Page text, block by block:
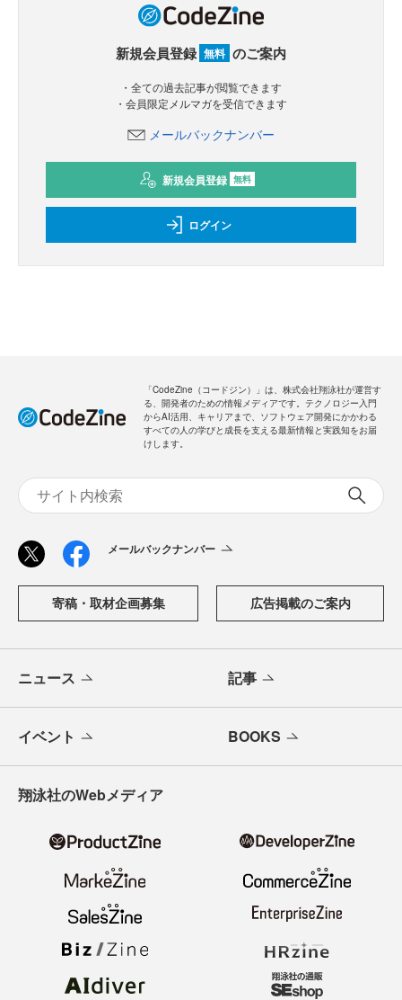
新規会員登録 無料 のご案内
・全ての過去記事が閲覧できます
・会員限定メルマガを受信できます
メールバックナンバー
新規会員登録 無料
ログイン
「CodeZine（コードジン）」は、株式会社翔泳社が運営す
る、開発者のための情報メディアです。テクノロジー入門
からAI活用、キャリアまで、ソフトウェア開発にかかわる
すべての人の学びと成長を支える最新情報と実践知をお届
けします。
メールバックナンバー
寄稿・取材企画募集 広告掲載のご案内
ニュース 記事
イベント BOOKS
翔泳社のWebメディア